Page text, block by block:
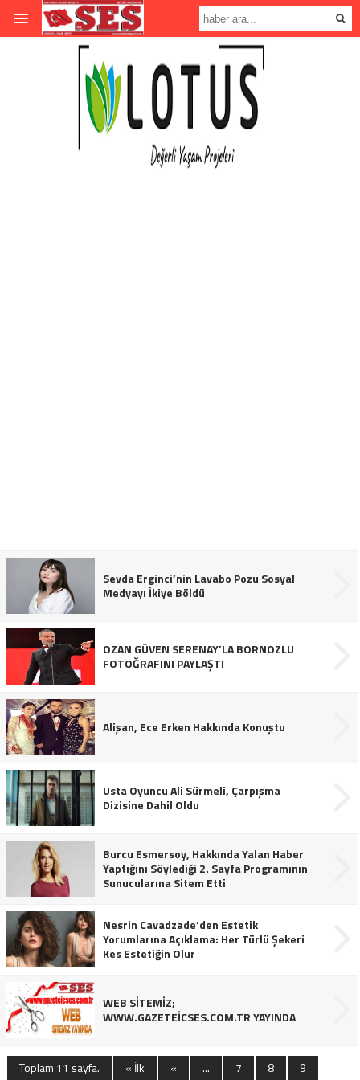
Sevda Erginci’nin Lavabo Pozu Sosyal
Medyayı İkiye Böldü
OZAN GÜVEN SERENAY’LA BORNOZLU
FOTOĞRAFINI PAYLAŞTI
Alişan, Ece Erken Hakkında Konuştu
Usta Oyuncu Ali Sürmeli, Çarpışma
Dizisine Dahil Oldu
Burcu Esmersoy, Hakkında Yalan Haber
Yaptığını Söylediği 2. Sayfa Programının
Sunucularına Sitem Etti
Nesrin Cavadzade’den Estetik
Yorumlarına Açıklama: Her Türlü Şekeri
Kes Estetiğin Olur
WEB SİTEMİZ;
WWW.GAZETEİCSES.COM.TR YAYINDA
Toplam 11 sayfa. « İlk « ... 7 8 9